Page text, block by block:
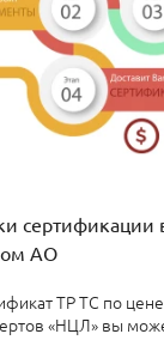
АО
ТР ТС по
«НЦЛ» вы